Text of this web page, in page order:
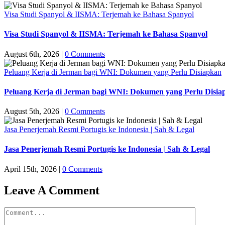
Visa Studi Spanyol & IISMA: Terjemah ke Bahasa Spanyol
Visa Studi Spanyol & IISMA: Terjemah ke Bahasa Spanyol
August 6th, 2026 | 0 Comments
Peluang Kerja di Jerman bagi WNI: Dokumen yang Perlu Disiapkan
Peluang Kerja di Jerman bagi WNI: Dokumen yang Perlu
August 5th, 2026 | 0 Comments
Jasa Penerjemah Resmi Portugis ke Indonesia | Sah & Legal
Jasa Penerjemah Resmi Portugis ke Indonesia | Sah & Legal
April 15th, 2026 | 0 Comments
Leave A Comment
Comment